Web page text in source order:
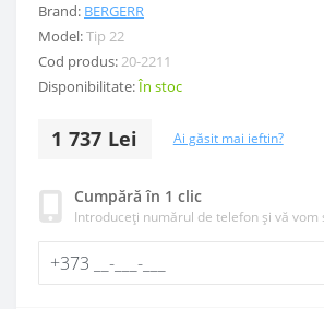
Brand: BERGERR
Model:Tip 22
Cod produs: 20-2211
Disponibilitate:În stoc
1 737 Lei Ai găsit mai ieftin?
Cumpără în 1 clic
Introduceți numărul de telefon și vă vom